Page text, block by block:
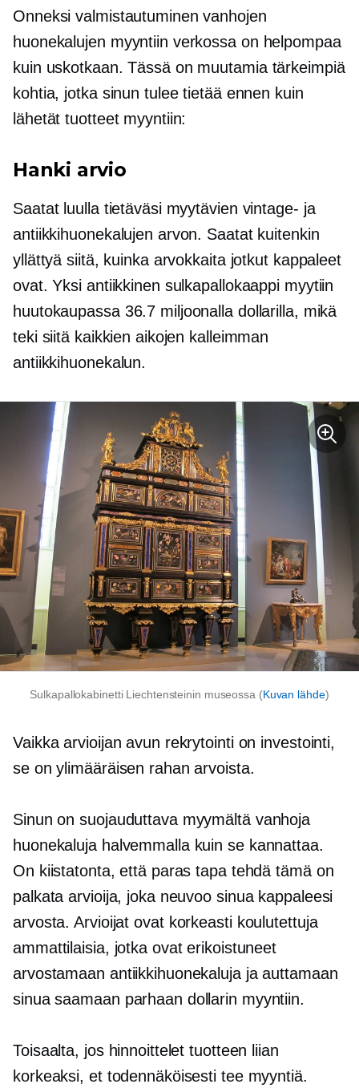
Onneksi valmistautuminen vanhojen
huonekalujen myyntiin verkossa on helpompaa
kuin uskotkaan. Tässä on muutamia tärkeimpiä
kohtia, jotka sinun tulee tietää ennen kuin
lähetät tuotteet myyntiin:
Hanki arvio
Saatat luulla tietäväsi myytävien vintage- ja
antiikkihuonekalujen arvon. Saatat kuitenkin
yllättyä siitä, kuinka arvokkaita jotkut kappaleet
ovat. Yksi antiikkinen sulkapallokaappi myytiin
huutokaupassa 36.7 miljoonalla dollarilla, mikä
teki siitä kaikkien aikojen kalleimman
antiikkihuonekalun.
Sulkapallokabinetti Liechtensteinin museossa (Kuvan lähde)
Vaikka arvioijan avun rekrytointi on investointi,
se on ylimääräisen rahan arvoista.
Sinun on suojauduttava myymältä vanhoja
huonekaluja halvemmalla kuin se kannattaa.
On kiistatonta, että paras tapa tehdä tämä on
palkata arvioija, joka neuvoo sinua kappaleesi
arvosta. Arvioijat ovat korkeasti koulutettuja
ammattilaisia, jotka ovat erikoistuneet
arvostamaan antiikkihuonekaluja ja auttamaan
sinua saamaan parhaan dollarin myyntiin.
Toisaalta, jos hinnoittelet tuotteen liian
korkeaksi, et todennäköisesti tee myyntiä.